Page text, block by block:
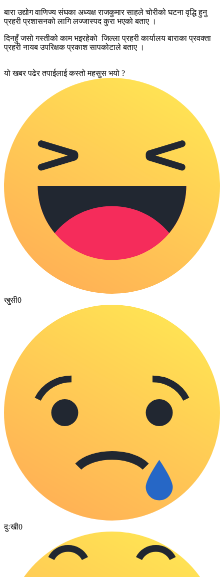
बारा उद्योग वाणिज्य संघका अध्यक्ष राजकुमार साहले चोरीको घटना वृद्धि हुनु
प्रहरी प्रशासनको लागि लज्जास्पद कुरा भएको बताए ।
दिनहुँ जसो गस्तीको काम भइरहेको जिल्ला प्रहरी कार्यालय बाराका प्रवक्ता
प्रहरी नायब उपरिक्षक प्रकाश सापकोटाले बताए ।
यो खबर पढेर तपाईलाई कस्तो महसुस भयो ?
खुसी0
दुःखी0